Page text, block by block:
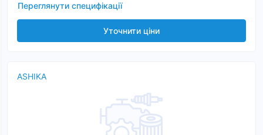
Переглянути специфікації
Уточнити ціни
ASHIKA